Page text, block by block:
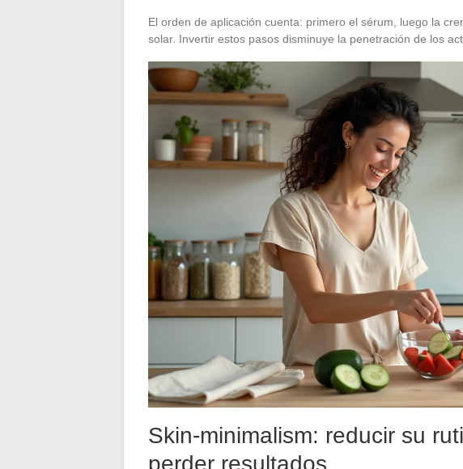
El orden de aplicación cuenta: primero el sérum, luego la
solar. Invertir estos pasos disminuye la penetración de los
Skin-minimalism: reducir su
perder resultados